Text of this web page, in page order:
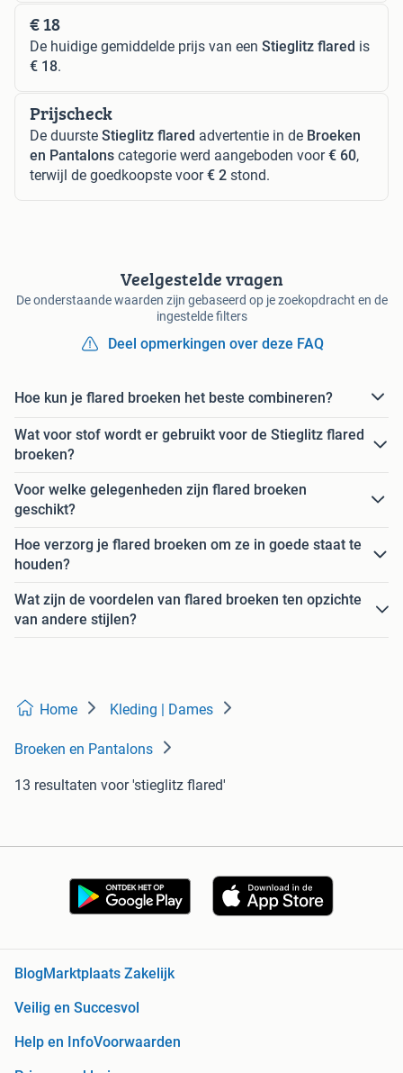
€ 18
De huidige gemiddelde prijs van een Stieglitz flared is
€ 18.
Prijscheck
De duurste Stieglitz flared advertentie in de Broeken
en Pantalons categorie werd aangeboden voor€ 60,
terwijl de goedkoopste voor€ 2 stond.
Veelgestelde vragen
De onderstaande waarden zijn gebaseerd op je zoekopdracht en de
ingestelde filters
Deel opmerkingen over deze FAQ
Hoe kun je flared broeken het beste combineren?
Wat voor stof wordt er gebruikt voor de Stieglitz flared
broeken?
Voor welke gelegenheden zijn flared broeken
geschikt?
Hoe verzorg je flared broeken om ze in goede staat te
houden?
Wat zijn de voordelen van flared broeken ten opzichte
van andere stijlen?
Home Kleding | Dames
Broeken en Pantalons
13 resultaten voor 'stieglitz flared'
BlogMarktplaats Zakelijk
Veilig en Succesvol
Help en InfoVoorwaarden